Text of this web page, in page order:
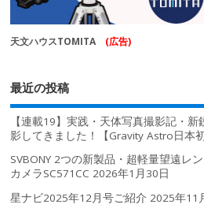
天文ハウスTOMITA (広告)
最近の投稿
【連載19】実践・天体写真撮影記・
影してきました！【Gravity Astro日本初
SVBONY 2つの新製品・超軽量望遠レ
カメラSC571CC 2026年1月30日
星ナビ2025年12月号ご紹介 2025年11